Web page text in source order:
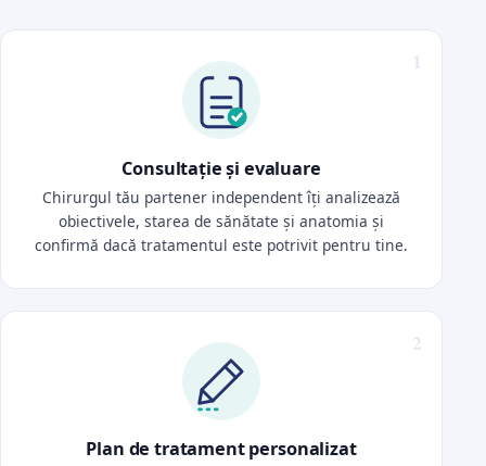
Consultație și evaluare
Chirurgul tău partener independent îți analizează
obiectivele, starea de sănătate și anatomia și
confirmă dacă tratamentul este potrivit pentru tine.
Plan de tratament personalizat